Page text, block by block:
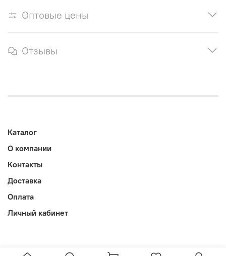
Оптовые цены
Отзывы
Каталог
О компании
Контакты
Доставка
Оплата
Личный кабинет